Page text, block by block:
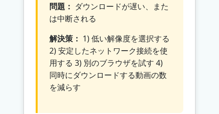
問題： ダウンロードが遅い、また
は中断される
解決策： 1) 低い解像度を選択する
2) 安定したネットワーク接続を使
用する 3) 別のブラウザを試す 4)
同時にダウンロードする動画の数
を減らす